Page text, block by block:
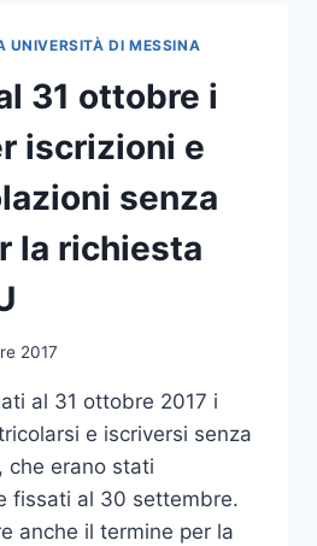
UNIVERSITÀ DI MESSINA
31 ottobre i
iscrizioni e
senza
la richiesta
2017
al 31 ottobre 2017 i
e iscriversi senza
che erano stati
fissati al 30 settembre.
anche il termine per la